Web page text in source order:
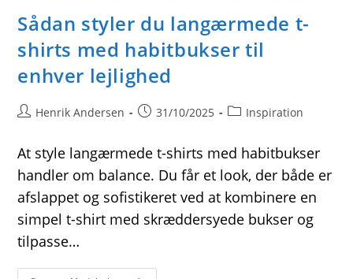
Sådan styler du langærmede t-
shirts med habitbukser til
enhver lejlighed
PostHenrik Andersen
Post31/10/2025
PostInspiration
At style langærmede t-shirts med habitbukser
handler om balance. Du får et look, der både er
afslappet og sofistikeret ved at kombinere en
simpel t-shirt med skræddersyede bukser og
tilpasse…